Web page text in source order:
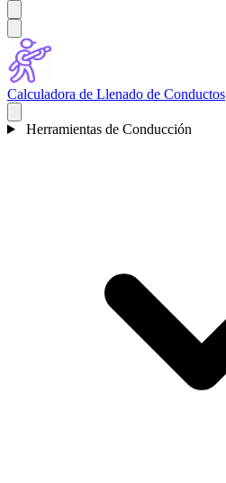
Calculadora de Llenado de Conductos
Herramientas de Conducción